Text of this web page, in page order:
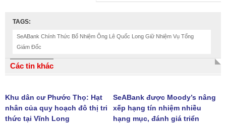
TAGS:
SeABank Chính Thức Bổ Nhiệm Ông Lê Quốc Long Giữ Nhiệm Vụ Tổng
Giám Đốc
Các tin khác
Khu dân cư Phước Thọ: Hạt
nhân của quy hoạch đô thị tri
thức tại Vĩnh Long
SeABank được Moody’s nâng
xếp hạng tín nhiệm nhiều
hạng mục, đánh giá triển